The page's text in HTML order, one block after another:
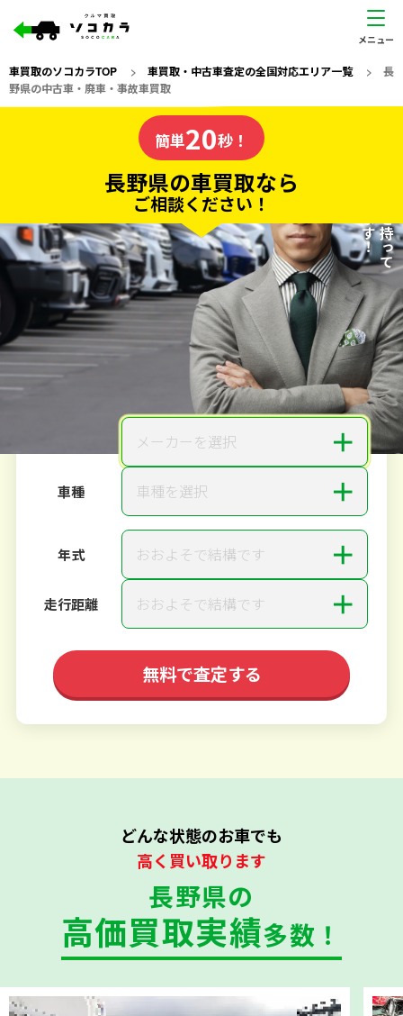
車買取のソコカラTOP > 車買取・中古車査定の全国対応エリア一覧> 長
野県の中古車・廃車・事故車買取
の車買取なら
ソコカラの
電話か出張か、高い方の査定を提案。
だから高価買取!
私たちが責任を持って
査定いたします！
簡単20秒！
長野県の車買取なら
ご相談ください！
20秒で入力完了！
無料で カンタンWeb査定
ご依頼いただいたお車を丁寧に査定いたします
メーカーを選択 ＋
車種 車種を選択 ＋
年式 おおよそで結構です ＋
走行距離 おおよそで結構です ＋
無料で査定する
どんな状態のお車でも
高く買い取ります
長野県の
高価買取実績多数！